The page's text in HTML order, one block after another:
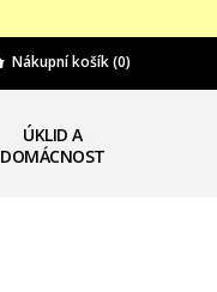
Nákupní košík(0)
ÚKLID A
DOMÁCNOST